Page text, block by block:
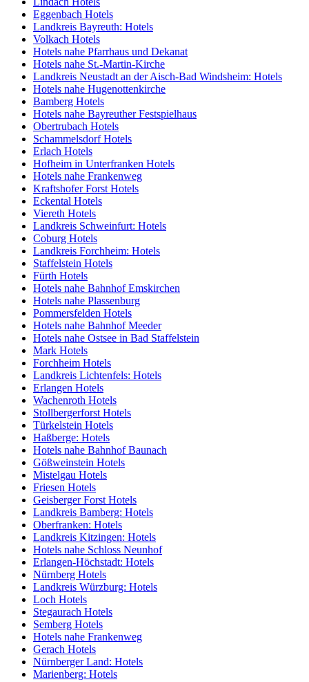
Eggenbach Hotels
Landkreis Bayreuth: Hotels
Volkach Hotels
Hotels nahe Pfarrhaus und Dekanat
Hotels nahe St.-Martin-Kirche
Landkreis Neustadt an der Aisch-Bad Windsheim: Hotels
Hotels nahe Hugenottenkirche
Bamberg Hotels
Hotels nahe Bayreuther Festspielhaus
Obertrubach Hotels
Schammelsdorf Hotels
Erlach Hotels
Hofheim in Unterfranken Hotels
Hotels nahe Frankenweg
Kraftshofer Forst Hotels
Eckental Hotels
Viereth Hotels
Landkreis Schweinfurt: Hotels
Coburg Hotels
Landkreis Forchheim: Hotels
Staffelstein Hotels
Fürth Hotels
Hotels nahe Bahnhof Emskirchen
Hotels nahe Plassenburg
Pommersfelden Hotels
Hotels nahe Bahnhof Meeder
Hotels nahe Ostsee in Bad Staffelstein
Mark Hotels
Forchheim Hotels
Landkreis Lichtenfels: Hotels
Erlangen Hotels
Wachenroth Hotels
Stollbergerforst Hotels
Türkelstein Hotels
Haßberge: Hotels
Hotels nahe Bahnhof Baunach
Gößweinstein Hotels
Mistelgau Hotels
Friesen Hotels
Geisberger Forst Hotels
Landkreis Bamberg: Hotels
Oberfranken: Hotels
Landkreis Kitzingen: Hotels
Hotels nahe Schloss Neunhof
Erlangen-Höchstadt: Hotels
Nürnberg Hotels
Landkreis Würzburg: Hotels
Loch Hotels
Stegaurach Hotels
Semberg Hotels
Hotels nahe Frankenweg
Gerach Hotels
Nürnberger Land: Hotels
Marienberg: Hotels